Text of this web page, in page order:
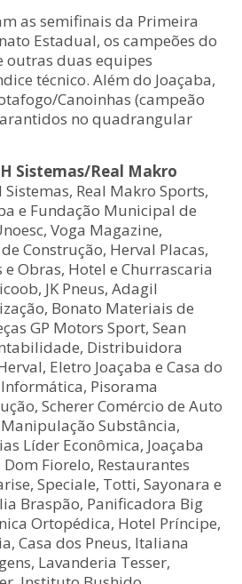
as semifinais da Primeira
Estadual, os campeões do
outras duas equipes
técnico. Além do Joaçaba,
Canoinhas (campeão
no quadrangular
Sistemas/Real Makro
Sistemas, Real Makro Sports,
e Fundação Municipal de
Voga Magazine,
Construção, Herval Placas,
e Obras, Hotel e Churrascaria
JK Pneus, Adagil
Bonato Materiais de
GP Motors Sport, Sean
Distribuidora
Eletro Joaçaba e Casa do
Pisorama
Scherer Comércio de Auto
Substância,
Líder Econômica, Joaçaba
Fiorelo, Restaurantes
Speciale, Totti, Sayonara e
Braspão, Panificadora Big
Ortopédica, Hotel Príncipe,
Casa dos Pneus, Italiana
Lavanderia Tesser,